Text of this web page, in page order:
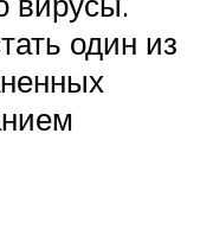
один из